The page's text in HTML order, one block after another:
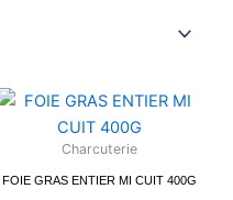
Charcuterie
FOIE GRAS ENTIER MI CUIT 400G